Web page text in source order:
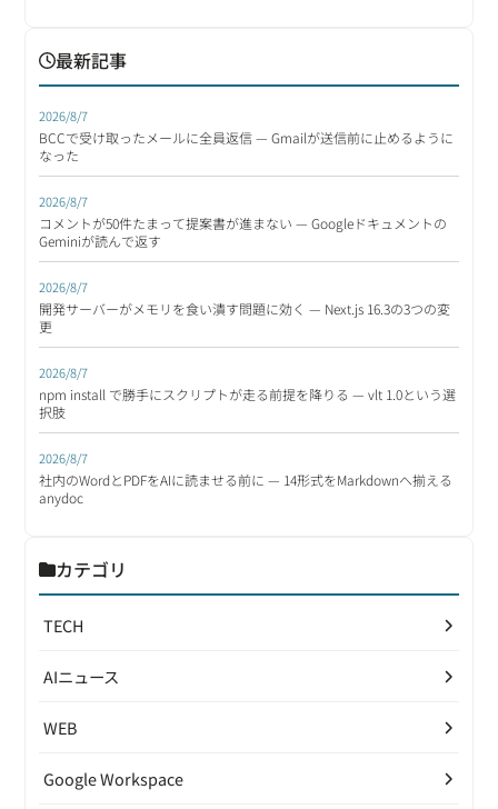
最新記事
2026/8/7
BCCで受け取ったメールに全員返信 — Gmailが送信前に止めるように
なった
2026/8/7
コメントが50件たまって提案書が進まない — Googleドキュメントの
Geminiが読んで返す
2026/8/7
開発サーバーがメモリを食い潰す問題に効く — Next.js 16.3の3つの変
更
2026/8/7
npm install で勝手にスクリプトが走る前提を降りる — vlt 1.0という選
択肢
2026/8/7
社内のWordとPDFをAIに読ませる前に — 14形式をMarkdownへ揃える
anydoc
カテゴリ
TECH
AIニュース
WEB
Google Workspace